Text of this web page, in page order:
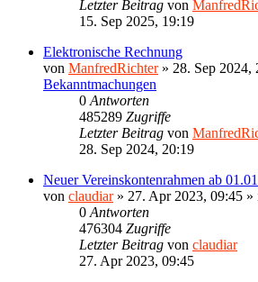
Letzter Beitrag von
15. Sep 2025, 19:19
Elektronische Rechnung
von ManfredRichter» 28. Sep 2024,
Bekanntmachungen
0 Antworten
485289 Zugriffe
Letzter Beitrag von
28. Sep 2024, 20:19
Neuer Vereinskontenrahmen ab
von claudiar» 27. Apr 2023, 09:45 »
0 Antworten
476304 Zugriffe
Letzter Beitrag von claudiar
27. Apr 2023, 09:45